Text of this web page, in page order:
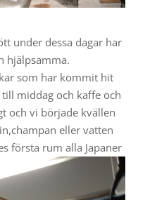
under dessa dagar har
hjälpsamma.
som har kommit hit
middag och kaffe och
och vi började kvällen
eller vatten
första rum alla Japaner